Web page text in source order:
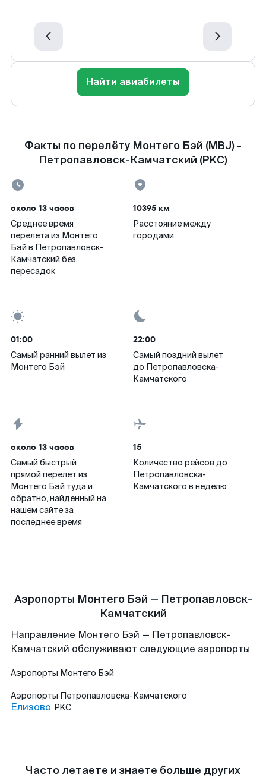
Найти авиабилеты
Факты по перелёту Монтего Бэй (MBJ) -
Петропавловск-Камчатский (PKC)
около 13 часов
Среднее время
перелета из Монтего
Бэй в Петропавловск-
Камчатский без
пересадок
10395 км
Расстояние между
городами
01:00
Самый ранний вылет из
Монтего Бэй
22:00
Самый поздний вылет
до Петропавловска-
Камчатского
около 13 часов
Самый быстрый
прямой перелет из
Монтего Бэй туда и
обратно, найденный на
нашем сайте за
последнее время
15
Количество рейсов до
Петропавловска-
Камчатского в неделю
Аэропорты Монтего Бэй — Петропавловск-
Камчатский
Направление Монтего Бэй — Петропавловск-
Камчатский обслуживают следующие аэропорты
Аэропорты Монтего Бэй
Аэропорты Петропавловска-Камчатского
Елизово PKC
Часто летаете и знаете больше других